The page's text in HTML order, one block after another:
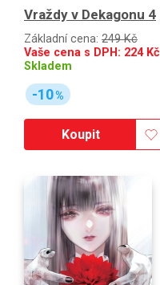
Vraždy v Dekagonu 4
Základní cena: 249 Kč
Vaše cena s DPH: 224Kč
Skladem
-10%
Koupit